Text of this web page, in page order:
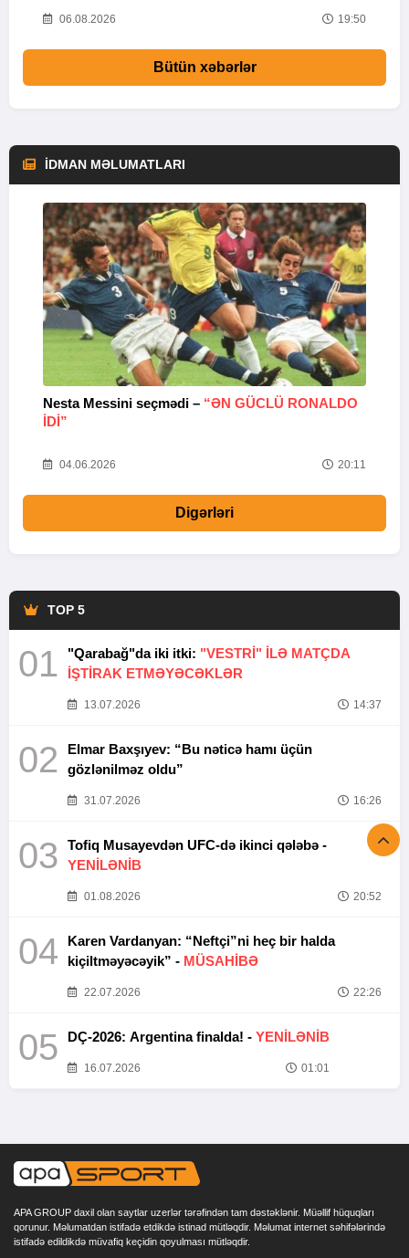
06.08.2026 19:50
Bütün xəbərlər
İDMAN MƏLUMATLARI
Nesta Messini seçmədi – “ƏN GÜCLÜ RONALDO
IDI”
04.06.2026 20:11
Digərləri
TOP 5
01 "Qarabağ"da iki itki: "VESTRİ" İLƏ MATÇDA
İŞTİRAK ETMƏYƏCƏKLƏR
13.07.2026 14:37
02
Elmar Baxşıyev: “Bu nəticə hamı üçün
gözlənilməz oldu”
31.07.2026 16:26
03
Tofiq Musayevdən UFC-də ikinci qələbə -
YENİLƏNİB
01.08.2026 20:52
04
Karen Vardanyan: “Neftçi”ni heç bir halda
kiçiltməyəcəyik” - MÜSAHİBƏ
22.07.2026 22:26
05 DÇ-2026: Argentina finalda! - YENİLƏNİB
16.07.2026 01:01
APA GROUP daxil olan saytlar uzerlər tərəfindən tam dəstəklənir. Müəllif hüquqları
qorunur. Məlumatdan istifadə etdikdə istinad mütləqdir. Məlumat internet səhifələrində
istifadə edildikdə müvafiq keçidin qoyulması mütləqdir.